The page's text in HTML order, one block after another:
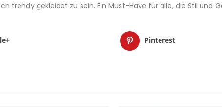
trendy gekleidet zu sein. Ein Must-Have für alle, die Stil und
Pinterest